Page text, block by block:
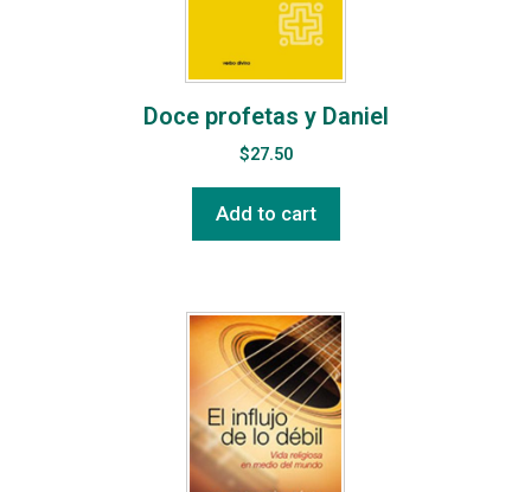
Doce profetas y Daniel
$27.50
Add to cart